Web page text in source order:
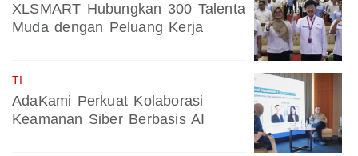
XLSMART Hubungkan 300 Talenta
Muda dengan Peluang Kerja
TI
AdaKami Perkuat Kolaborasi
Keamanan Siber Berbasis AI